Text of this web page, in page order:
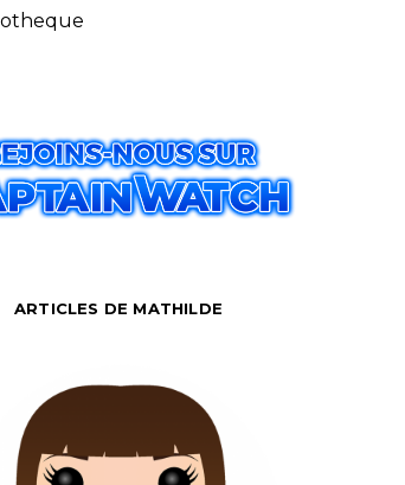
ARTICLES DE MATHILDE